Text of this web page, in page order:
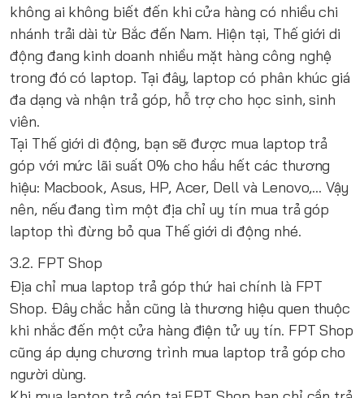
không ai không biết đến khi cửa hàng có nhiều chi
nhánh trải dài từ Bắc đến Nam. Hiện tại, Thế giới di
động đang kinh doanh nhiều mặt hàng công nghệ
trong đó có laptop. Tại đây, laptop có phân khúc giá
đa dạng và nhận trả góp, hỗ trợ cho học sinh, sinh
viên.
Tại Thế giới di động, bạn sẽ được mua laptop trả
góp với mức lãi suất 0% cho hầu hết các thương
hiệu: Macbook, Asus, HP, Acer, Dell và Lenovo,... Vậy
nên, nếu đang tìm một địa chỉ uy tín mua trả góp
laptop thì đừng bỏ qua Thế giới di động nhé.
3.2. FPT Shop
Địa chỉ mua laptop trả góp thứ hai chính là FPT
Shop. Đây chắc hẳn cũng là thương hiệu quen thuộc
khi nhắc đến một cửa hàng điện tử uy tín. FPT Shop
cũng áp dụng chương trình mua laptop trả góp cho
người dùng.